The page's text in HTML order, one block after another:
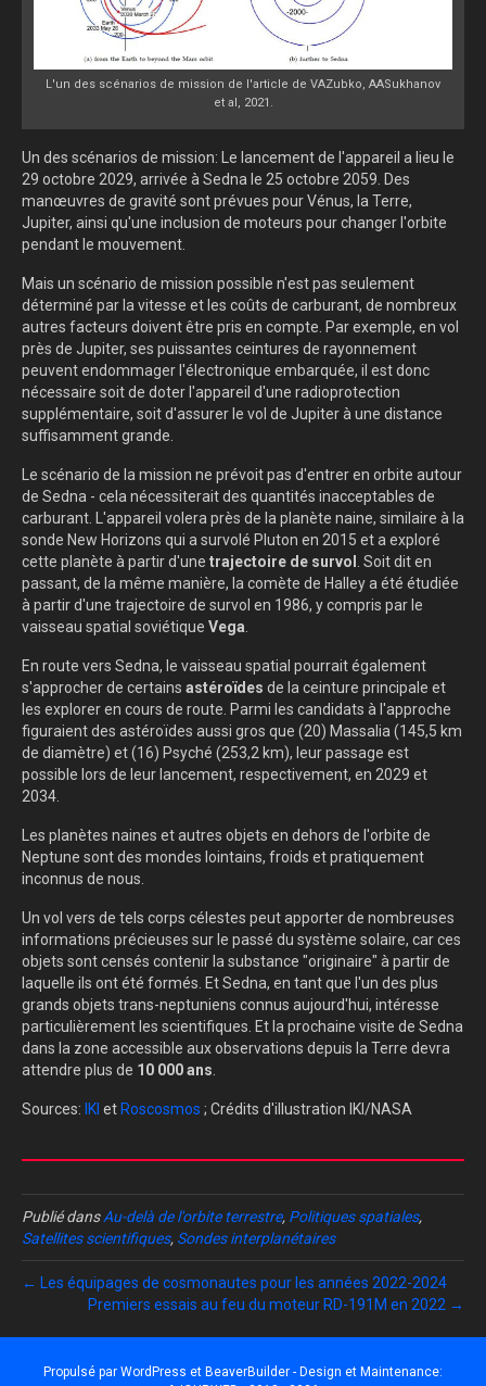
L'un des scénarios de mission de l'article de VAZubko, AASukhanov
et al, 2021.
Un des scénarios de mission: Le lancement de l'appareil a lieu le
29 octobre 2029, arrivée à Sedna le 25 octobre 2059. Des
manœuvres de gravité sont prévues pour Vénus, la Terre,
Jupiter, ainsi qu'une inclusion de moteurs pour changer l'orbite
pendant le mouvement.
Mais un scénario de mission possible n'est pas seulement
déterminé par la vitesse et les coûts de carburant, de nombreux
autres facteurs doivent être pris en compte. Par exemple, en vol
près de Jupiter, ses puissantes ceintures de rayonnement
peuvent endommager l'électronique embarquée, il est donc
nécessaire soit de doter l'appareil d'une radioprotection
supplémentaire, soit d'assurer le vol de Jupiter à une distance
suffisamment grande.
Le scénario de la mission ne prévoit pas d'entrer en orbite autour
de Sedna - cela nécessiterait des quantités inacceptables de
carburant. L'appareil volera près de la planète naine, similaire à la
sonde New Horizons qui a survolé Pluton en 2015 et a exploré
cette planète à partir d'une trajectoire de survol
. Soit dit en
passant, de la même manière, la comète de Halley a été étudiée
à partir d'une trajectoire de survol en 1986, y compris par le
vaisseau spatial soviétique Vega
En route vers Sedna, le vaisseau spatial pourrait également
s'approcher de certains astéroïdes de la ceinture principale et
les explorer en cours de route. Parmi les candidats à l'approche
figuraient des astéroïdes aussi gros que (20) Massalia (145,5 km
de diamètre) et (16) Psyché (253,2 km), leur passage est
possible lors de leur lancement, respectivement, en 2029 et
2034.
Les planètes naines et autres objets en dehors de l'orbite de
Neptune sont des mondes lointains, froids et pratiquement
inconnus de nous.
Un vol vers de tels corps célestes peut apporter de nombreuses
informations précieuses sur le passé du système solaire, car ces
objets sont censés contenir la substance "originaire" à partir de
laquelle ils ont été formés. Et Sedna, en tant que l'un des plus
grands objets trans-neptuniens connus aujourd'hui, intéresse
particulièrement les scientifiques. Et la prochaine visite de Sedna
dans la zone accessible aux observations depuis la Terre devra
attendre plus de 10 000 ans
Sources: IKI et Roscosmos ; Crédits d'illustration IKI/NASA
Publié dansAu-delà de l'orbite terrestre, Politiques spatiales,
Satellites scientifiques, Sondes interplanétaires
← Les équipages de cosmonautes pour les années 2022-2024
Premiers essais au feu du moteur RD-191M en 2022 →
Propulsé par WordPress et BeaverBuilder - Design et Maintenance: